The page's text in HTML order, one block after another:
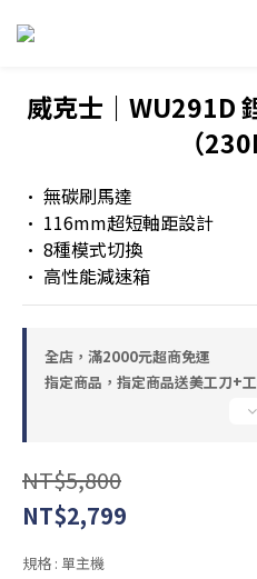
威克士｜WU291D
（
• 無碳刷馬達
• 116mm超短軸距設計
• 8種模式切換
• 高性能減速箱
全店，滿2000元超商免運
指定商品，指定商品送美工刀+
NT$5,800
NT$2,799
規格 : 單主機